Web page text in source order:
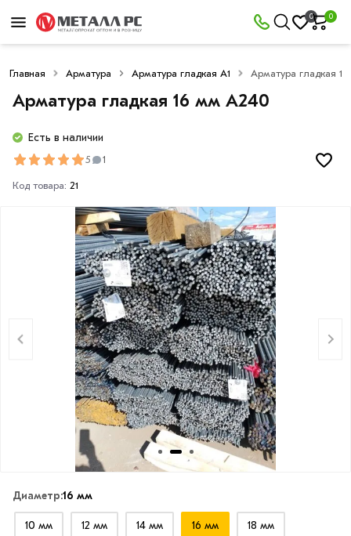
0 0
Главная Арматура Арматура гладкая А1 Арматура гладкая
Арматура гладкая 16 мм A240
Есть в наличии
5 1
Код товара: 21
Диаметр:16 мм
10 мм 12 мм 14 мм 16 мм 18 мм